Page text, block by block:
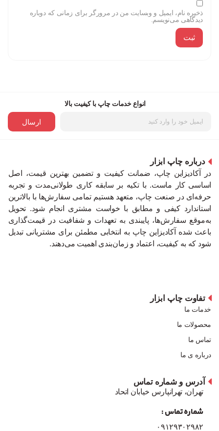
ذخیره نام، ایمیل و وبسایت من در مرورگر برای زمانی که دوباره
دیدگاهی می‌نویسم.
انواع خدمات چاپ با کیفیت بالا
ارسال
درباره چاپ ابزار
در آکادیزاین چاپ، ضمانت کیفیت و تضمین بهترین قیمت، اصل
اساسی کار ماست. با تکیه بر سابقه کاری طولانی‌مدت و تجربه
حرفه‌ای در صنعت چاپ، متعهد هستیم تمامی سفارش‌ها با بالاترین
استاندارد کیفی و مطابق با خواست مشتری انجام شود. تحویل
به‌موقع سفارش‌ها، پایبندی به تعهدات و شفافیت در قیمت‌گذاری
باعث شده آکادیزاین چاپ به انتخابی مطمئن برای مشتریانی تبدیل
شود که به کیفیت، اعتماد و زمان‌بندی اهمیت می‌دهند.
تفاوت چاپ ابزار
خدمات ما
محصولات ما
تماس ما
درباره ی ما
آدرس و شماره تماس
تهران، تهرانپارس خیابان اتحاد
شماره تماس :
۰۹۱۲۹۳۰۲۹۸۲